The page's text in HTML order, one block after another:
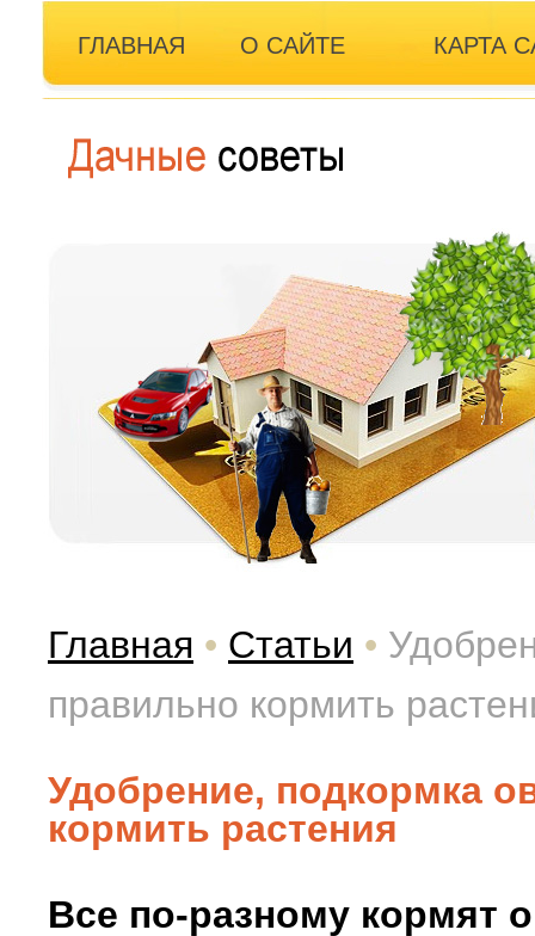
ГЛАВНАЯ О САЙТЕ КАРТА
Главная • Статьи •
правильно кормить
Удобрение, подкормка
кормить растения
Все по-разному кормят